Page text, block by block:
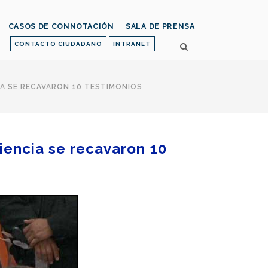
CONTACTO CIUDADANO INTRANET
CASOS DE CONNOTACIÓN SALA DE PRENSA
SE RECAVARON 10 TESTIMONIOS
se recavaron 10